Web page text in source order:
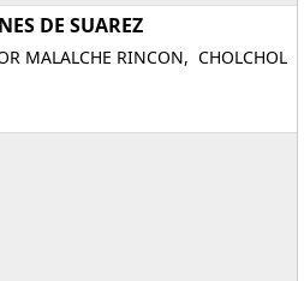
DE SUAREZ
MALALCHE RINCON, CHOLCHOL